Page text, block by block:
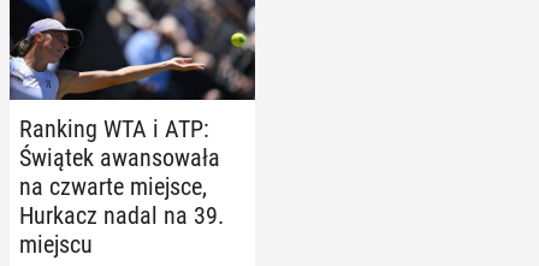
Ranking WTA i ATP:
Świątek awan­so­wa­ła
na czwarte miejsce,
Hurkacz nadal na 39.
miejscu